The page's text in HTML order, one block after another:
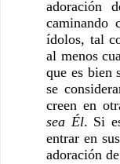
adoración
caminando
ídolos, tal
al menos
que es bien
se
creen en
sea Él. Si
entrar en
adoración